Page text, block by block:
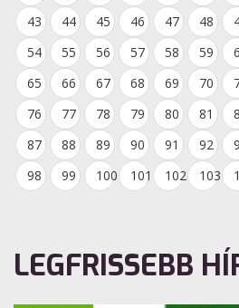
43
44 45 46 47 48
54
55 56 57 58 59
65
66 67 68 69 70
76
77 78 79 80 81
87
88 89 90 91 92
98
99 100 101 102 103
LEGFRISSEBB